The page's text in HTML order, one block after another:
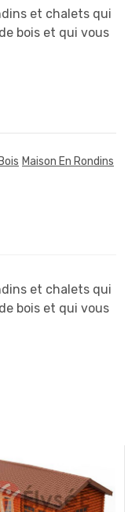
et chalets qui
bois et qui vous
Maison En Rondins
et chalets qui
bois et qui vous